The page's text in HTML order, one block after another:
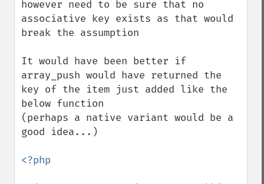
however need to be sure that no
associative key exists as that would
break the assumption
It would have been better if
array_push would have returned the
key of the item just added like the
below function
(perhaps a native variant would be a
good idea...)
<?php